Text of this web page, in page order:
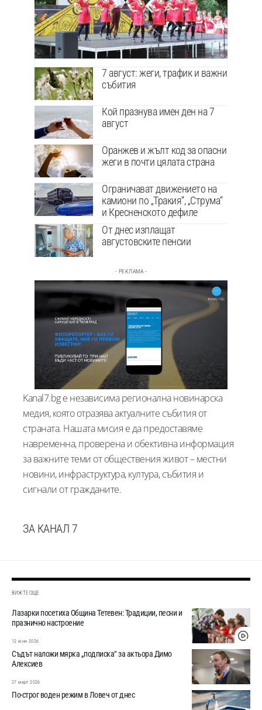
7 август: жеги, трафик и важни
събития
Кой празнува имен ден на 7
август
Оранжев и жълт код за опасни
жеги в почти цялата страна
Ограничават движението на
камиони по „Тракия“, „Струма“
и Кресненското дефиле
От днес изплащат
августовските пенсии
- РЕКЛАМА -
Kanal7.bg е независима регионална новинарска
медия, която отразява актуалните събития от
страната. Нашата мисия е да предоставяме
навременна, проверена и обективна информация
за важните теми от обществения живот – местни
новини, инфраструктура, култура, събития и
сигнали от гражданите.
ЗА КАНАЛ 7
ВИЖТЕ ОЩЕ
Лазарки посетиха Община Тетевен: Традиции, песни и
празнично настроение
12 юни 2026
Съдът наложи мярка „подписка“ за актьора Димо
Алексиев
27 март 2026
По-строг воден режим в Ловеч от днес